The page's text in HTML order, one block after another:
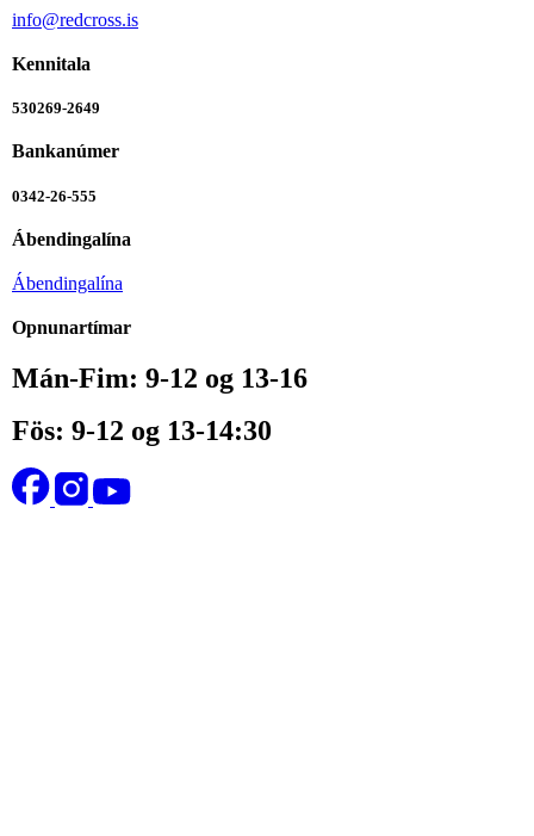
info@redcross.is
Kennitala
530269-2649
Bankanúmer
0342-26-555
Ábendingalína
Ábendingalína
Opnunartímar
Mán-Fim: 9-12 og 13-16
Fös: 9-12 og 13-14:30